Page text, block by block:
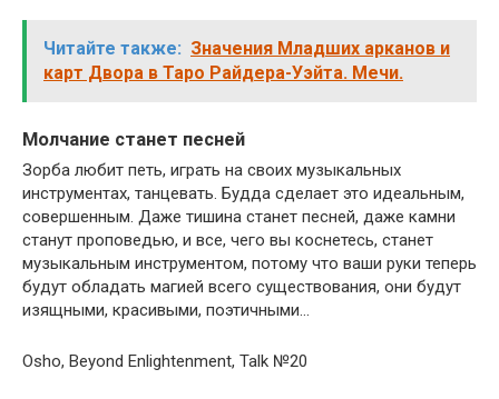
Читайте также: Значения Младших арканов и
карт Двора в Таро Райдера-Уэйта. Мечи.
Молчание станет песней
Зорба любит петь, играть на своих музыкальных
инструментах, танцевать. Будда сделает это идеальным,
совершенным. Даже тишина станет песней, даже камни
станут проповедью, и все, чего вы коснетесь, станет
музыкальным инструментом, потому что ваши руки теперь
будут обладать магией всего существования, они будут
изящными, красивыми, поэтичными…
Osho, Beyond Enlightenment, Talk №20